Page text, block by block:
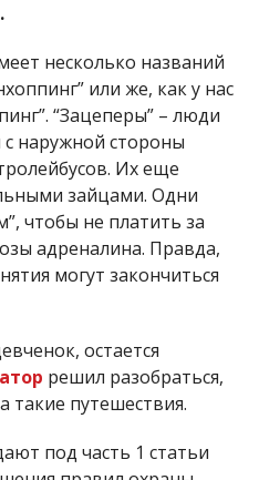
несколько названий
или же, как у нас
“Зацеперы” – люди
наружной стороны
Их еще
зайцами. Одни
чтобы не платить за
адреналина. Правда,
могут закончиться
остается
решил разобраться,
такие путешествия.
под часть 1 статьи